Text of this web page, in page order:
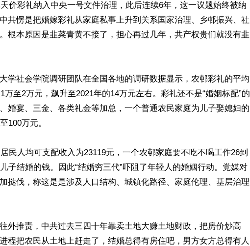
价彩礼纳入中央一号文件治理，此后连续6年，这一议题始终被纳
共愣是把婚嫁彩礼从家庭私事上升到关系国家治理、乡邨振兴、社
根本原因是韭菜青黄不接了，担心再过几年，共产权贵们就没有韭
学社会学院调研团队在全国各地的调研数据显示，农邨彩礼的平均
万至2万元，飙升至2021年的14万元左右。彩礼还不是“婚姻标配”的
婚宴、三金、各类礼金等加总，一个普通农民家庭为儿子娶媳妇的
100万元。
民人均可支配收入为23119元，一个农邨家庭要不吃不喝工作26到
子结婚的钱。因此“结婚穷三代”吓阻了年轻人的婚姻行动。党媒对
挞伐，称这是是涉及人口结构、城镇化路径、家庭伦理、基层治理
外推责，中共过去三四十年靠卖土地大赚土地财政，把房价炒高
程把农民从土地上赶走了，结婚总得有房住吧，男方女方总得有人